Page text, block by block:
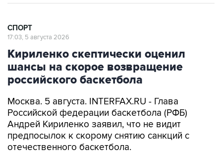
СПОРТ
17:03, 5 августа 2026
Кириленко скептически оценил
шансы на скорое возвращение
российского баскетбола
Москва. 5 августа. INTERFAX.RU - Глава
Российской федерации баскетбола (РФБ)
Андрей Кириленко заявил, что не видит
предпосылок к скорому снятию санкций с
отечественного баскетбола.